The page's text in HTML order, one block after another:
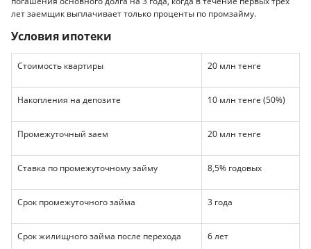
лет заемщик выплачивает только проценты по промзайму.
Условия ипотеки
Стоимость квартиры 20 млн тенге
Накопления на депозите 10 млн тенге (50%)
Промежуточный заем 20 млн тенге
Ставка по промежуточному займу 8,5% годовых
Срок промежуточного займа 3 года
Срок жилищного займа после перехода 6 лет